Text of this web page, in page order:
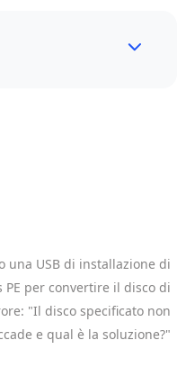
una USB di installazione di
per convertire il disco di
"Il disco specificato non
e qual è la soluzione?"